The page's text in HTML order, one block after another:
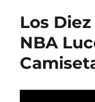
Los
NBA